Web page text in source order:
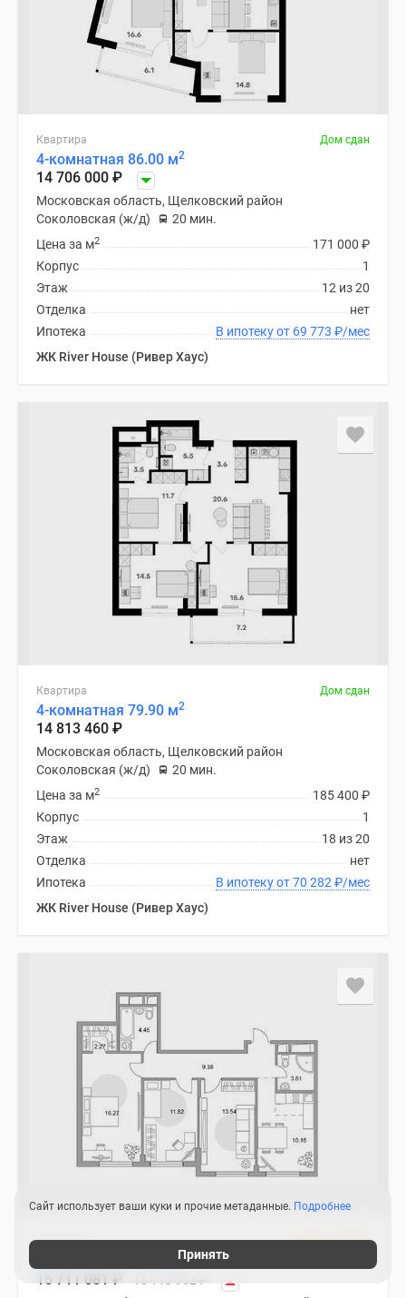
Квартира Дом сдан
4-комнатная 86.00 м2
14 706 000 ₽
Московская область, Щелковский район
Соколовская (ж/д)
20 мин.
171 000 ₽
Цена за м2
1
Корпус
12 из 20
Этаж
нет
Отделка
В ипотеку от 69 773 ₽/мес
Ипотека
ЖК River Нouse (Ривер Хаус)
Квартира Дом сдан
4-комнатная 79.90 м2
14 813 460 ₽
Московская область, Щелковский район
Соколовская (ж/д)
20 мин.
185 400 ₽
Цена за м2
1
Корпус
18 из 20
Этаж
нет
Отделка
В ипотеку от 70 282 ₽/мес
Ипотека
ЖК River Нouse (Ривер Хаус)
Квартира 3 квартал 2027
2
15 711 081₽
Сайт использует ваши куки и прочие метаданные. Подробнее
Принять